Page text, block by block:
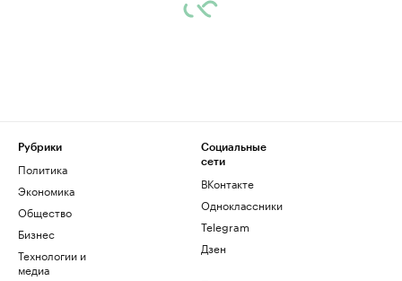
Рубрики
Политика
Экономика
Общество
Бизнес
Технологии и
медиа
Социальные
сети
ВКонтакте
Одноклассники
Telegram
Дзен